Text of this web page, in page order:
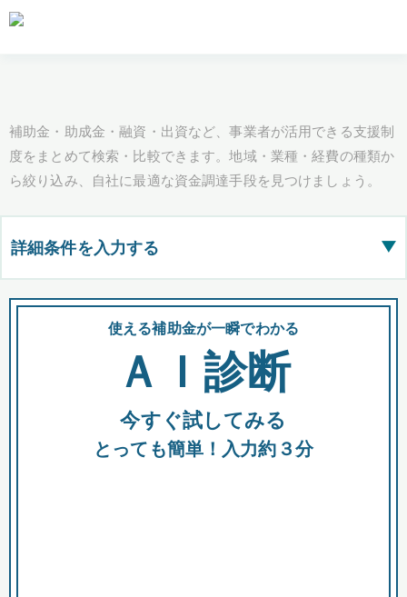
補助金・助成金・融資・出資など、事業者が活用できる支援制
度をまとめて検索・比較できます。地域・業種・経費の種類か
ら絞り込み、自社に最適な資金調達手段を見つけましょう。
詳細条件を入力する ▶
都道府県
全国の検索結果を含めて表示
助成金 融資 出資
使える補助金が一瞬でわかる
ＡＩ診断
今すぐ試してみる
とっても簡単！入力約３分